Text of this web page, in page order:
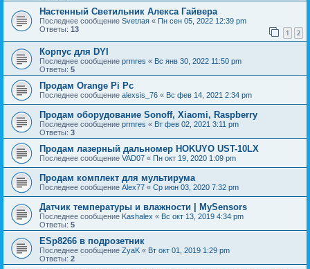
Настенный Светильник Алекса Гайвера
Последнее сообщение Svetлая « Пн сен 05, 2022 12:39 pm
Ответы: 13 1 2
Корпус для DYI
Последнее сообщение prmres « Вс янв 30, 2022 11:50 pm
Ответы: 5
Продам Orange Pi Pc
Последнее сообщение alexsis_76 « Вс фев 14, 2021 2:34 pm
Продам оборудование Sonoff, Xiaomi, Raspberry
Последнее сообщение prmres « Вт фев 02, 2021 3:11 pm
Ответы: 3
Продам лазерный дальномер HOKUYO UST-10LX
Последнее сообщение VAD07 « Пн окт 19, 2020 1:09 pm
Продам комплект для мультирума
Последнее сообщение Alex77 « Ср июн 03, 2020 7:32 pm
Датчик температуры и влажности | MySensors
Последнее сообщение Kashalex « Вс окт 13, 2019 4:34 pm
Ответы: 5
ESp8266 в подрозетник
Последнее сообщение ZyaK « Вт окт 01, 2019 1:29 pm
Ответы: 2